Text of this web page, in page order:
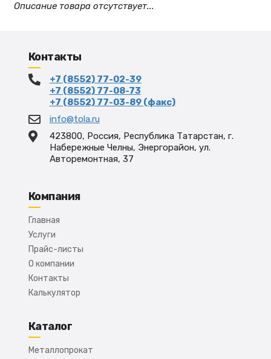
Описание товара отсутствует...
Контакты
+7 (8552) 77-02-39
+7 (8552) 77-08-73
+7 (8552) 77-03-89 (факс)
info@tola.ru
423800, Россия, Республика Татарстан, г.
Набережные Челны, Энергорайон, ул.
Авторемонтная, 37
Компания
Главная
Услуги
Прайс-листы
О компании
Контакты
Калькулятор
Каталог
Металлопрокат